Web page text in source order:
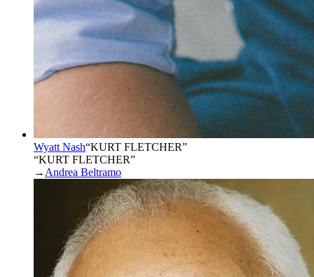
Wyatt Nash“KURT FLETCHER”
“KURT FLETCHER”
→ Andrea Beltramo